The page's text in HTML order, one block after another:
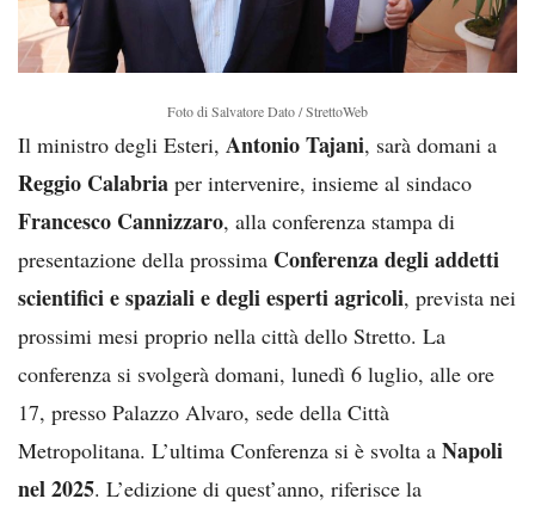
Foto di Salvatore Dato / StrettoWeb
Il ministro degli Esteri, Antonio Tajani, sarà domani a
Reggio Calabria per intervenire, insieme al sindaco
Francesco Cannizzaro, alla conferenza stampa di
presentazione della prossima Conferenza degli addetti
scientifici e spaziali e degli esperti agricoli, prevista nei
prossimi mesi proprio nella città dello Stretto. La
conferenza si svolgerà domani, lunedì 6 luglio, alle ore
17, presso Palazzo Alvaro, sede della Città
Metropolitana. L’ultima Conferenza si è svolta a Napoli
nel 2025. L’edizione di quest’anno, riferisce la